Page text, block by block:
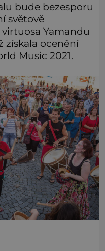
bude bezesporu
světově
Yamandu
získala ocenění
Music 2021.